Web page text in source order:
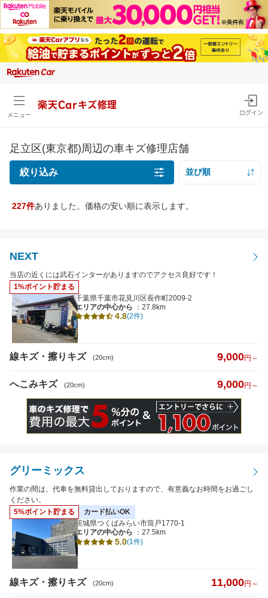
メニュー
楽天Carキズ修理
ログイン
足立区(東京都)周辺の車キズ修理店舗
絞り込み 並び順
キズの種類
へこみキズ
キズのサイズ
※5cm以下から選択可
距離
特徴から探す
詳細
クレジットカード払いOK
代車あり
日曜営業
夜間受付（19時以降受付）
227件ありました。価格の安い順に表示します。
NEXT
当店の近くには武石インターがありますのでアクセス良好です！
1%ポイント貯まる
千葉県千葉市花見川区長作町2009-2
エリアの中心から
：27.8km
4.8(2件)
線キズ・擦りキズ (20cm) 9,000円～
へこみキズ (20cm) 9,000円～
グリーミックス
作業の間は、代車を無料貸出しておりますので、有意義なお時間をお過ごし
ください。
5%ポイント貯まる
カード払いOK
茨城県つくばみらい市筒戸1770-1
エリアの中心から
：27.5km
5.0(1件)
線キズ・擦りキズ (20cm) 11,000円～